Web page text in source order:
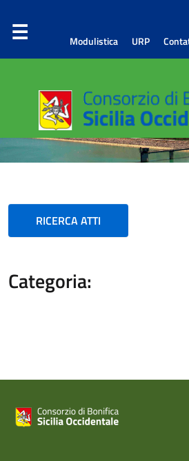
Modulistica URP
Consorzio di
Sicilia
RICERCA ATTI
Categoria: